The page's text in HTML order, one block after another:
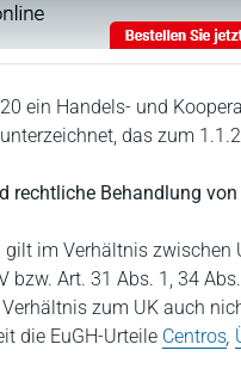
ein Handels- und
das zum
rechtliche Behandlung
im Verhältnis
bzw. Art. 31 Abs. 1, 34
zum UK auch
die EuGH-Urteile Centros,